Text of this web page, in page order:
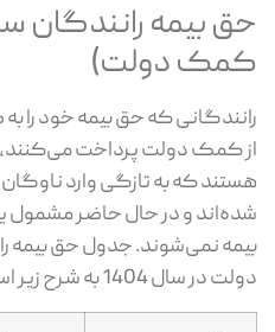
کمک دولت)
رانندگانی که حق بیمه خود را
از کمک دولت پرداخت
هستند که به ‌تازگی وارد
شده‌اند و در حال حاضر مشمول
بیمه نمی‌شوند. جدول حق بیمه
دولت در سال 1404 به شرح زیر است: